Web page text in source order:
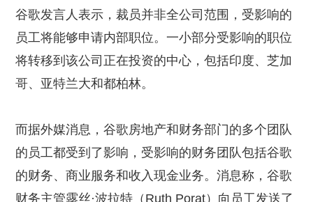
谷歌发言人表示，裁员并非全公司范围，受影响的
员工将能够申请内部职位。一小部分受影响的职位
将转移到该公司正在投资的中心，包括印度、芝加
哥、亚特兰大和都柏林。
而据外媒消息，谷歌房地产和财务部门的多个团队
的员工都受到了影响，受影响的财务团队包括谷歌
的财务、商业服务和收入现金业务。消息称，谷歌
财务主管露丝·波拉特（Ruth Porat）向员工发送了